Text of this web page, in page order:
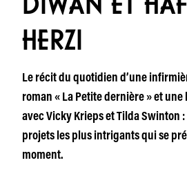
HERZI
Le récit du quotidien d’une
roman « La Petite dernière » et
avec Vicky Krieps et Tilda Swinton
projets les plus intrigants qui se
moment.